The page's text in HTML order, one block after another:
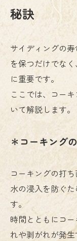
秘訣
サイディングの
を保つだけでな
に重要です。
ここでは、コー
いて解説します。
＊コーキング
コーキングの打
水の浸入を防ぐ
す。
時間とともにコ
れや剥がれが発生